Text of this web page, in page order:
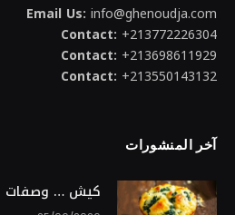
Email Us: info@ghenoudja.com
Contact: +213772226304
Contact: +213698611929
Contact: +213550143132
آخر المنشورات
كيش … وصفات